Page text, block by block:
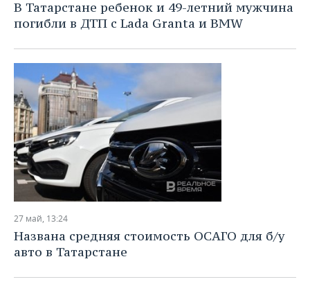
В Татарстане ребенок и 49-летний мужчина
погибли в ДТП с Lada Granta и BMW
27 май, 13:24
Названа средняя стоимость ОСАГО для б/у
авто в Татарстане